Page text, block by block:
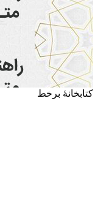
کتابخانۀ برخط